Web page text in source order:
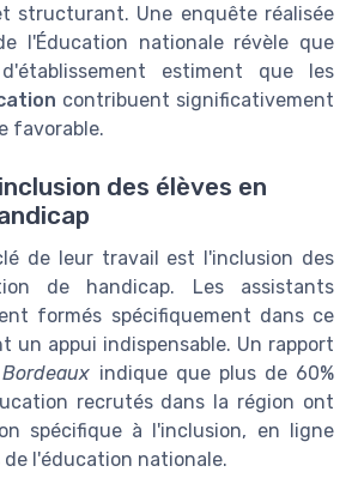
structurant. Une enquête réalisée
l'Éducation nationale révèle que
estiment que les
contribuent significativement
favorable.
des élèves en
de leur travail est l'inclusion des
de handicap. Les assistants
formés spécifiquement dans ce
un appui indispensable. Un rapport
indique que plus de 60%
recrutés dans la région ont
spécifique à l'inclusion, en ligne
l'éducation nationale.